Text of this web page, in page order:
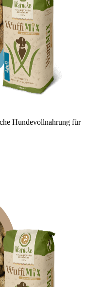
Hundevollnahrung für